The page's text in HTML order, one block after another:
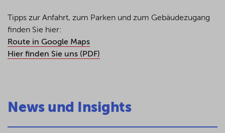
Tipps zur Anfahrt, zum Parken und zum Gebäudezugang
finden Sie hier:
Route in Google Maps
Hier finden Sie uns (PDF)
News und Insights